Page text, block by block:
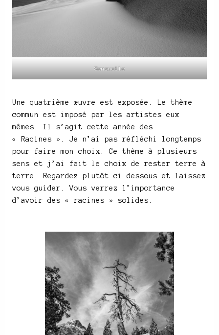
Sensuelle
Une quatrième œuvre est exposée. Le thème
commun est imposé par les artistes eux
mêmes. Il s’agit cette année des
« Racines ». Je n’ai pas réfléchi longtemps
pour faire mon choix. Ce thème à plusieurs
sens et j’ai fait le choix de rester terre à
terre. Regardez plutôt ci dessous et laissez
vous guider. Vous verrez l’importance
d’avoir des « racines » solides.